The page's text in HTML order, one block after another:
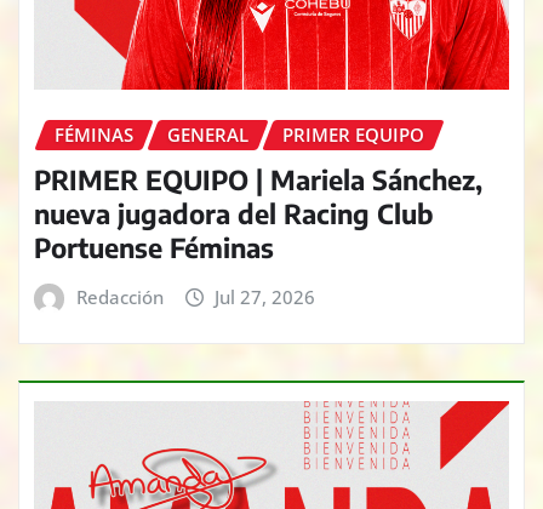
FÉMINAS GENERAL PRIMER EQUIPO
PRIMER EQUIPO | Mariela Sánchez,
nueva jugadora del Racing Club
Portuense Féminas
Redacción Jul 27, 2026